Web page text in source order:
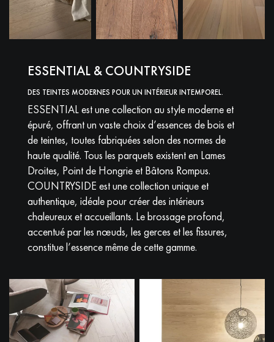
ESSENTIAL & COUNTRYSIDE
DES TEINTES MODERNES POUR UN INTÉRIEUR INTEMPOREL.
ESSENTIAL est une collection au style moderne et
épuré, offrant un vaste choix d’essences de bois et
de teintes, toutes fabriquées selon des normes de
haute qualité. Tous les parquets existent en Lames
Droites, Point de Hongrie et Bâtons Rompus.
COUNTRYSIDE est une collection unique et
authentique, idéale pour créer des intérieurs
chaleureux et accueillants. Le brossage profond,
accentué par les nœuds, les gerces et les fissures,
constitue l’essence même de cette gamme.